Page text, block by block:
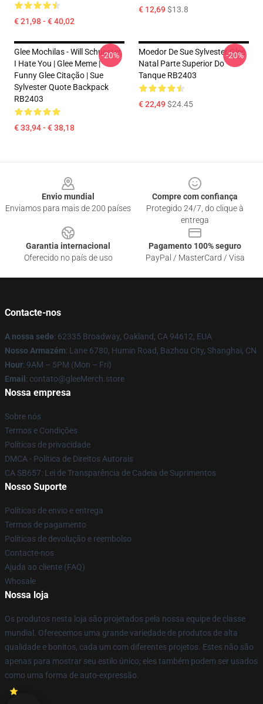
€ 21,98 - € 40,02
€ 12,69$13.8
Glee Mochilas - Will Schuester,
I Hate You | Glee Meme |
Funny Glee Citação | Sue
Sylvester Quote Backpack
RB2403
€ 33,94 - € 38,18
-20%
Moedor De Sue Sylvester Glee
Natal Parte Superior Do
Tanque RB2403
€ 22,49$24.45
-20%
Envio mundial
Enviamos para mais de 200 países
Compre com confiança
Protegido 24/7, do clique à
entrega
Garantia internacional
Oferecido no país de uso
Pagamento 100% seguro
PayPal / MasterCard / Visa
Contacte-nos
A nossa sede: 62335 Broadway, Oakland, CA 94612, EUA
Nosso Armazém: Lane 6780, Humin Road, Bazhou City, Shanghai, CN
Hour: 9AM – 5PM (Mon – Fri)
Email : contato@gleeMerch.store
Nossa empresa
Sobre nós
Termos e Condições
Políticas de privacidade
DMCA - Política de Direitos Autorais
CA SB657: Lei de Transparência de Cadeia de Suprimentos
Nosso Suporte
Políticas de envio e entrega
Termos de pagamento
Políticas de devolução e reembolso
Contacte-nos
Ajuda ao cliente (FAQ)
Whosale
Nossa loja
Os produtos nesta loja são projetados pela nossa equipe de classe
mundial. Oferecemos uma grande variedade de produtos de alta
qualidade e bonitos, cada um com diferentes projetos. Estes não são
apenas para mostrar seu estilo único; eles também podem ser usados
como uma forma de auto-expressão.